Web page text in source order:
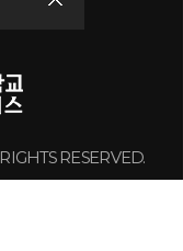
RESERVED.
템